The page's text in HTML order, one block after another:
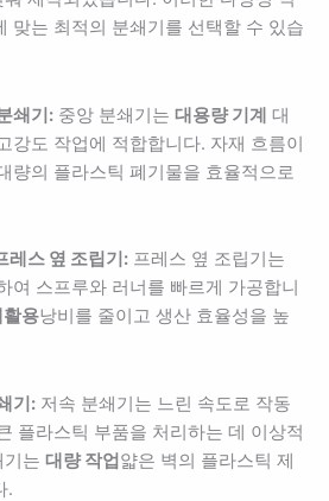
맞는 최적의 분쇄기를 선택할 수 있습
쇄기: 중앙 분쇄기는 대용량 기계 대
강도 작업에 적합합니다. 자재 흐름이
량의 플라스틱 폐기물을 효율적으로
레스 옆 조립기: 프레스 옆 조립기는
여 스프루와 러너를 빠르게 가공합니
활용낭비를 줄이고 생산 효율성을 높
기: 저속 분쇄기는 느린 속도로 작동
플라스틱 부품을 처리하는 데 이상적
기는 대량 작업 얇은 벽의 플라스틱 제
.